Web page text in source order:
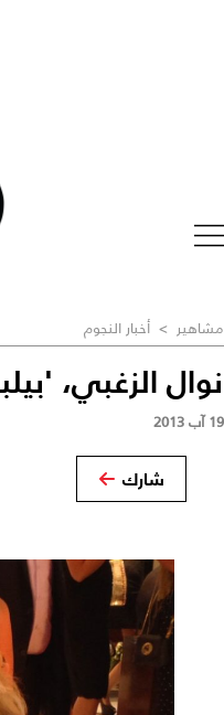
مشاهير > أخبار النجوم
نوال الزغبي،
19 آب 2013
شارك